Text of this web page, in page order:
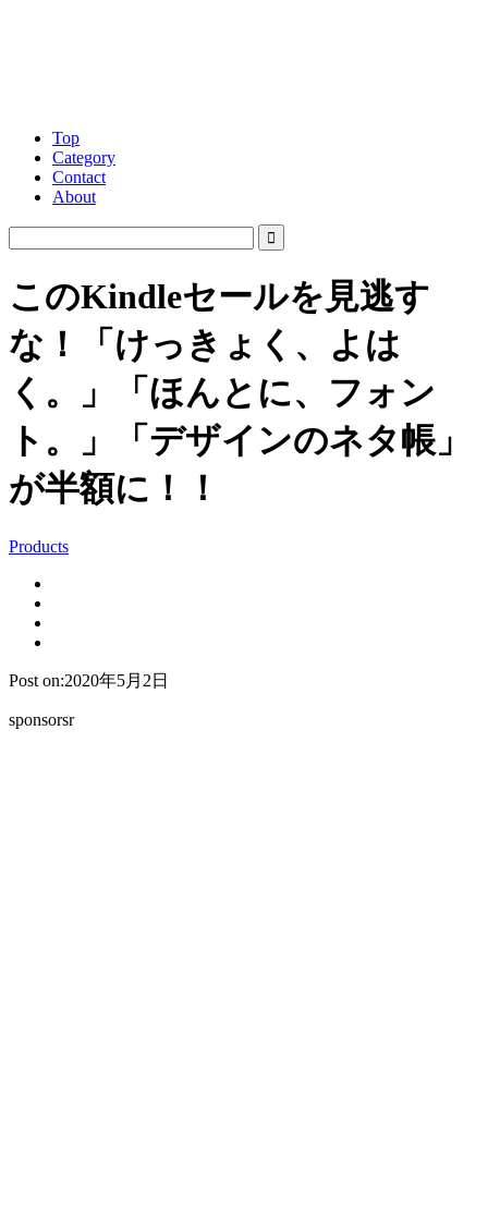
Top
Category
Contact
About
このKindleセールを見逃す
な！「けっきょく、よは
く。」「ほんとに、フォン
ト。」「デザインのネタ帳」
が半額に！！
Products
Post on:2020年5月2日
sponsorsr